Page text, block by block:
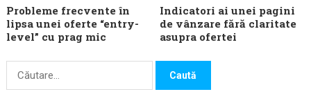
Probleme frecvente în
lipsa unei oferte “entry-
level” cu prag mic
Indicatori ai unei pagini
de vânzare fără claritate
asupra ofertei